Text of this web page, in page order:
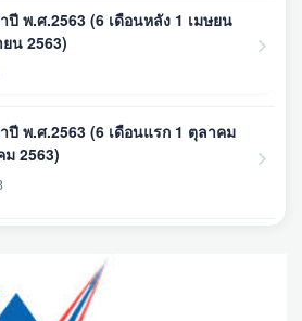
ปี พ.ศ.2563 (6 เดือนหลัง 1 เมษยน
น 2563)
ปี พ.ศ.2563 (6 เดือนแรก 1 ตุลาคม
2563)